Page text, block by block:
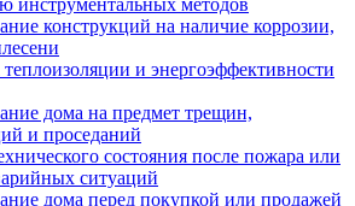
инструментальных методов
конструкций на наличие коррозии,
и энергоэффективности
дома на предмет трещин,
и проседаний
состояния после пожара или
ситуаций
дома перед покупкой или продажей